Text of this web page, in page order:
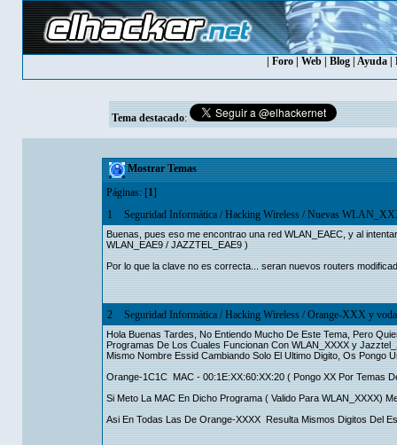
Foro Web Blog Ayuda
Tema destacado:
Mostrar Temas
Páginas: [1]
1
Seguridad Informática/Hacking Wireless/Nuevas
Buenas, pues eso me encontrao una red WLAN_EAEC, y al
WLAN_EAE9 / JAZZTEL_EAE9 )
Por lo que la clave no es correcta... seran nuevos routers
2 Seguridad Informática/Hacking Wireless/Orange-XXX y
Hola Buenas Tardes, No Entiendo Mucho De Este Tema, Pero
Programas De Los Cuales Funcionan Con WLAN_XXXX y
Mismo Nombre Essid Cambiando Solo El Ultimo Digito, Os Pongo
Orange-1C1C MAC - 00:1E:XX:60:XX:20 ( Pongo XX Por Temas
Si Meto La MAC En Dicho Programa ( Valido Para WLAN_XXXX)
Asi En Todas Las De Orange-XXXX Resulta Mismos Digitos Del